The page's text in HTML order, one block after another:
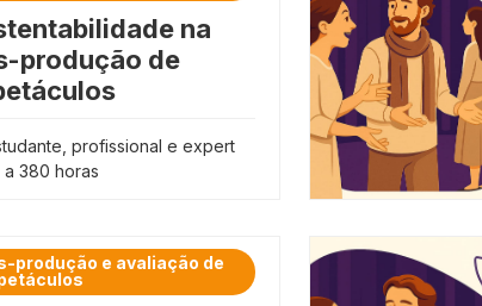
na
produção de
profissional e expert
a 380 horas
produção e avaliação de